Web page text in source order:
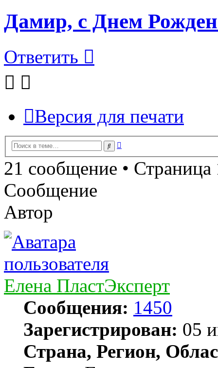
Дамир, с Днем
Ответить
Версия для печати
Поиск
21 сообщение • Страница
Сообщение
Автор
Елена ПластЭксперт
Сообщения: 1450
Зарегистрирован: 05
Страна, Регион,